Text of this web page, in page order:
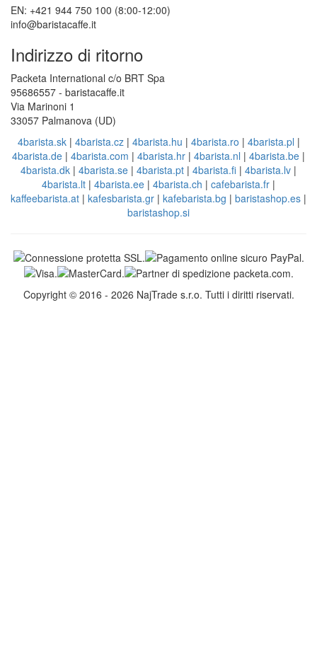
EN: +421 944 750 100 (8:00-12:00)
info@baristacaffe.it
Indirizzo di ritorno
Packeta International c/o BRT Spa
95686557 - baristacaffe.it
Via Marinoni 1
33057 Palmanova (UD)
4barista.sk| 4barista.cz| 4barista.hu | 4barista.ro | 4barista.pl |
4barista.de | 4barista.com | 4barista.hr | 4barista.nl | 4barista.be |
4barista.dk | 4barista.se | 4barista.pt | 4barista.fi | 4barista.lv |
4barista.lt | 4barista.ee | 4barista.ch | cafebarista.fr |
kaffeebarista.at | kafesbarista.gr | kafebarista.bg | baristashop.es |
baristashop.si
Copyright © 2016 - 2026 NajTrade s.r.o. Tutti i diritti riservati.